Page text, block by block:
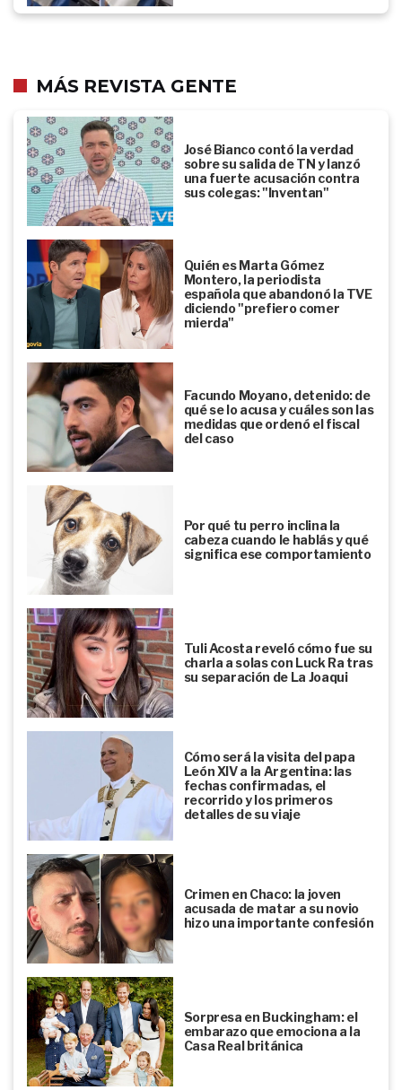
MÁS REVISTA GENTE
José Bianco contó la verdad
sobre su salida de TN y lanzó
una fuerte acusación contra
sus colegas: "Inventan"
Quién es Marta Gómez
Montero, la periodista
española que abandonó la TVE
diciendo "prefiero comer
mierda"
Facundo Moyano, detenido: de
qué se lo acusa y cuáles son las
medidas que ordenó el fiscal
del caso
Por qué tu perro inclina la
cabeza cuando le hablás y qué
significa ese comportamiento
Tuli Acosta reveló cómo fue su
charla a solas con Luck Ra tras
su separación de La Joaqui
Cómo será la visita del papa
León XIV a la Argentina: las
fechas confirmadas, el
recorrido y los primeros
detalles de su viaje
Crimen en Chaco: la joven
acusada de matar a su novio
hizo una importante confesión
Sorpresa en Buckingham: el
embarazo que emociona a la
Casa Real británica